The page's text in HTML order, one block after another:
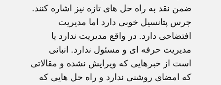
ضمن نقد به راه حل های تازه نیز اشاره کنند.
جرس پتانسیل خوبی دارد اما مدیریت
افتضاحی دارد. در واقع مدیریت ندارد یا
مدیریت حرفه ای و مسئول ندارد. انبانی
است از خبرهایی که ویرایش نشده و مقالاتی
که امضای روشنی ندارد و راه حل هایی که